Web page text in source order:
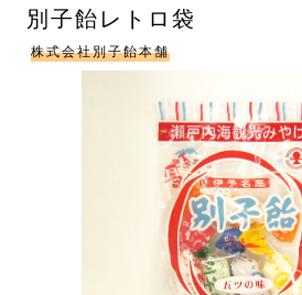
別子飴レトロ袋
株式会社別子飴本舗